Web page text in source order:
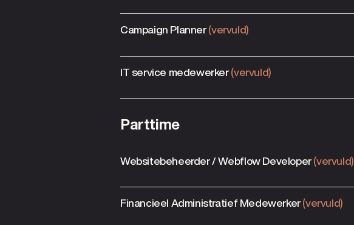
Campaign Planner (vervuld)
IT service medewerker (vervuld)
Parttime
Websitebeheerder / Webflow Developer (vervuld)
Financieel Administratief Medewerker (vervuld)